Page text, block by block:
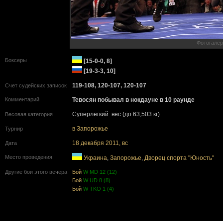
Боксеры
[15-0-0, 8]
[19-3-3, 10]
Счет судейских записок 119-108, 120-107, 120-107
Комментарий Тевосян побывал в нокдауне в 10 раунде
Весовая категория Суперлегкий вес (до 63,503 кг)
Турнир в Запорожье
Дата 18 декабря 2011, вс
Место проведения Украина, Запорожье, Дворец спорта "Юность"
Другие бои этого вечера Бой W MD 12 (12)
Бой W UD 8 (8)
Бой W TKO 1 (4)